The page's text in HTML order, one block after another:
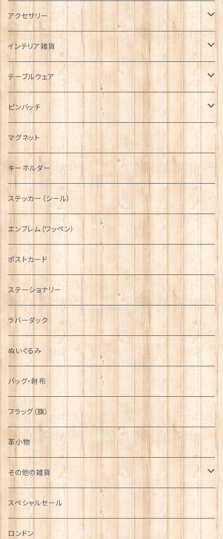
タータンネクタイ
帽子
キャップ
ハンチング帽
キャスケット
ディアストーカー
ニット帽
Tシャツ
マフラー
タータン【Bronte by Moon】
タータン【Glencroft】
ボタンラップマフラー【Aran Traditions】
サッシュ
スカーフ
ファッションマスク
アクセサリー
ORTAK
ブローチ
ペンダント
チャーム
その他のアクセサリー
インテリア雑貨
インテリア置物
ラブスプーン
ラブスプーン【SION LLEWELLYN】
ラブスプーン【PAUL CURTIS】
ファブリック
テーブルウェア
ティータオル
ペーパーナプキン
ティーコジー
その他テーブルウェア
ピンバッチ
ジェネラルデザイン
乗り物
動物＆植物
国旗＆紋章
音楽＆楽器
運動＆人物
シンボル
ミリタリー
NAVY
AIRFORCE
ARMY
ピューター
マグネット
キーホルダー
ステッカー（シール）
エンブレム（ワッペン）
ポストカード
ステーショナリー
ラバーダック
ぬいぐるみ
バッグ・財布
フラッグ（旗）
革小物
その他の雑貨
ミニカー
チャーム
スペシャルセール
ロンドン